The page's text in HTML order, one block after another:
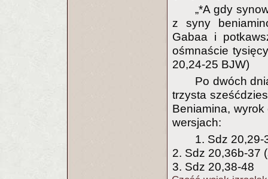
„*A gdy
z syny
Gabaa i
ośmnaście
20,24-25 BJW)
Po dwóch
trzysta
Beniamina,
wersjach:
1. Sdz 20,29-
2. Sdz 20,36b-37
3. Sdz 20,38-48